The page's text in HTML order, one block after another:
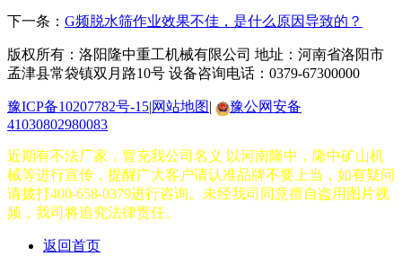
下一条： G频脱水筛作业效果不佳，是什么原因导致的？
版权所有：洛阳隆中重工机械有限公司 地址：河南省洛阳市
孟津县常袋镇双月路10号 设备咨询电话：0379-67300000
豫ICP备10207782号-15|网站地图|
豫公网安备
41030802980083
近期有不法厂家，冒充我公司名义 以河南隆中，隆中矿山机
械等进行宣传，提醒广大客户请认准品牌不要上当，如有疑问
请拨打400-658-0379进行咨询。未经我司同意擅自盗用图片视
频，我司将追究法律责任。
返回首页